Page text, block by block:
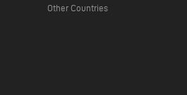
Other Countries